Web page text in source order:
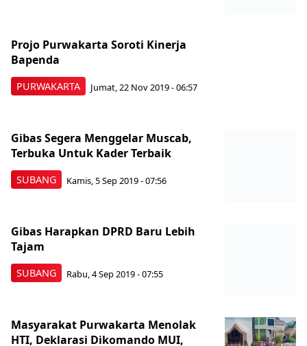
PURWAKARTA
Projo Purwakarta Soroti Kinerja
Bapenda
Jumat, 22 Nov 2019 - 06:57
SUBANG
Gibas Segera Menggelar Muscab,
Terbuka Untuk Kader Terbaik
Kamis, 5 Sep 2019 - 07:56
SUBANG
Gibas Harapkan DPRD Baru Lebih
Tajam
Rabu, 4 Sep 2019 - 07:55
Masyarakat Purwakarta Menolak
HTI, Deklarasi Dikomando MUI,